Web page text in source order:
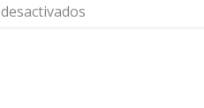
desactivados